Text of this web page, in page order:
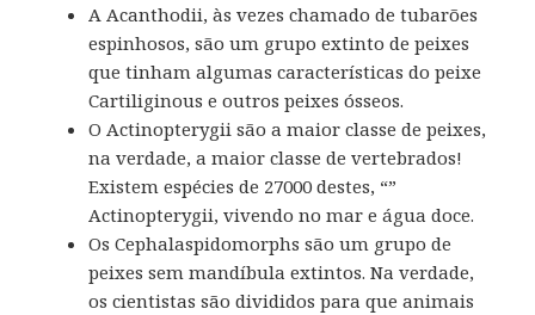
A Acanthodii, às vezes chamado de tubarões
espinhosos, são um grupo extinto de peixes
que tinham algumas características do peixe
Cartiliginous e outros peixes ósseos.
O Actinopterygii são a maior classe de peixes,
na verdade, a maior classe de vertebrados!
Existem espécies de 27000 destes, “”
Actinopterygii, vivendo no mar e água doce.
Os Cephalaspidomorphs são um grupo de
peixes sem mandíbula extintos.Na verdade,
os cientistas são divididos para que animais